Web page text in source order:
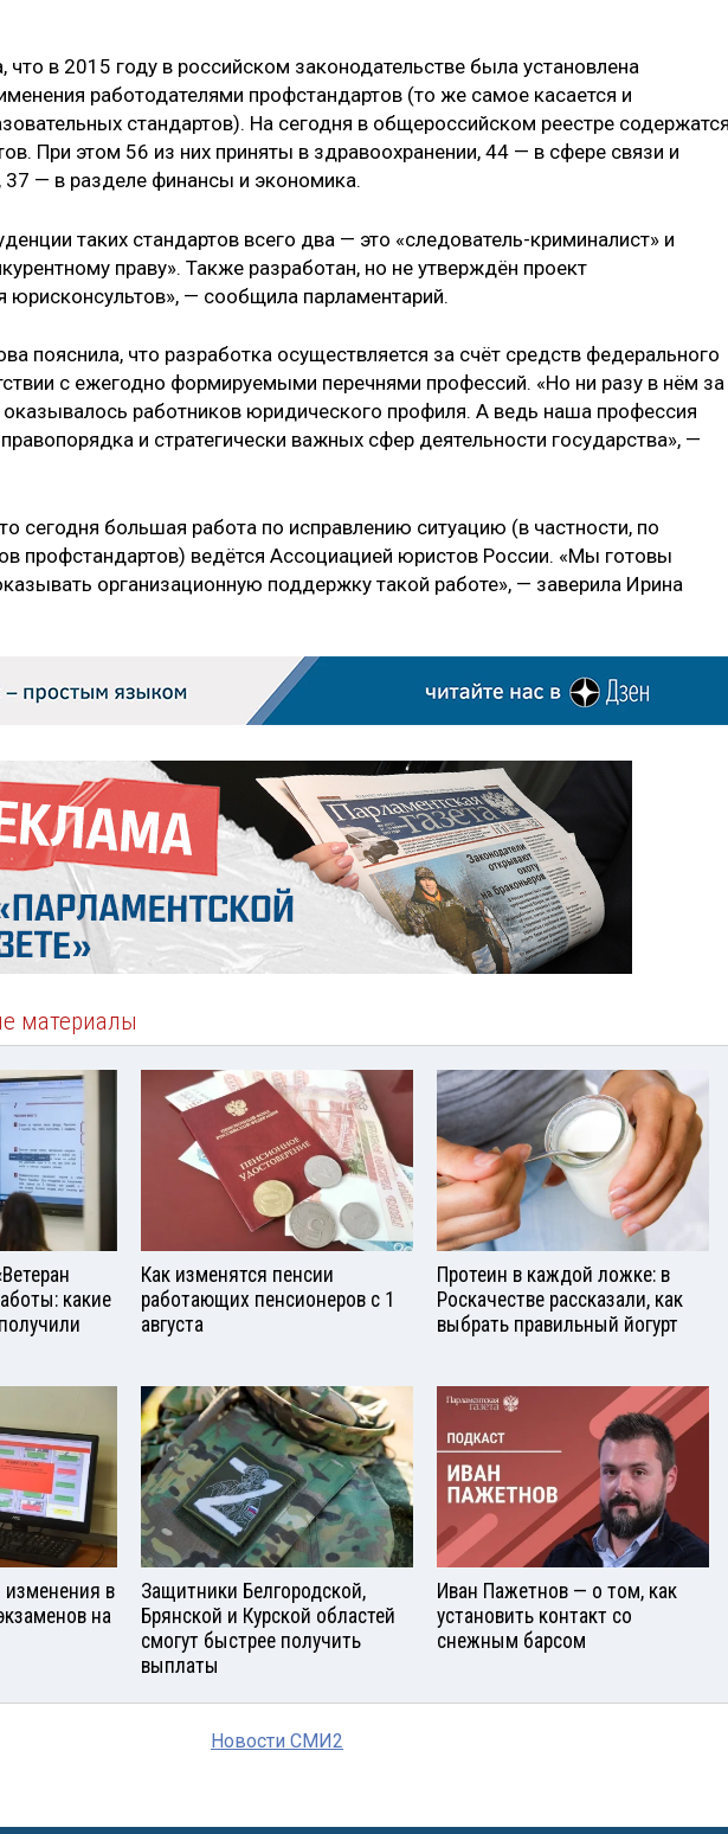
что в 2015 году в российском законодательстве была установлена
работодателями профстандартов (то же самое касается и
стандартов). На сегодня в общероссийском реестре содержатся
При этом 56 из них приняты в здравоохранении, 44 — в сфере связи и
37 — в разделе финансы и экономика.
таких стандартов всего два — это «следователь-криминалист» и
праву». Также разработан, но не утверждён проект
юрисконсультов», — сообщила парламентарий.
пояснила, что разработка осуществляется за счёт средств федерального
с ежегодно формируемыми перечнями профессий. «Но ни разу в нём за
работников юридического профиля. А ведь наша профессия
и стратегически важных сфер деятельности государства», —
сегодня большая работа по исправлению ситуацию (в частности, по
профстандартов) ведётся Ассоциацией юристов России. «Мы готовы
организационную поддержку такой работе», — заверила Ирина
материалы
какие
Как изменятся пенсии
работающих пенсионеров с 1
августа
Протеин в каждой ложке: в
Роскачестве рассказали, как
выбрать правильный йогурт
в
на
Защитники Белгородской,
Брянской и Курской областей
смогут быстрее получить
выплаты
Иван Пажетнов — о том, как
установить контакт со
снежным барсом
Новости СМИ2